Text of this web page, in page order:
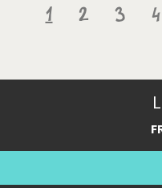
PaginationPage
1 Page
2 Page
3 4